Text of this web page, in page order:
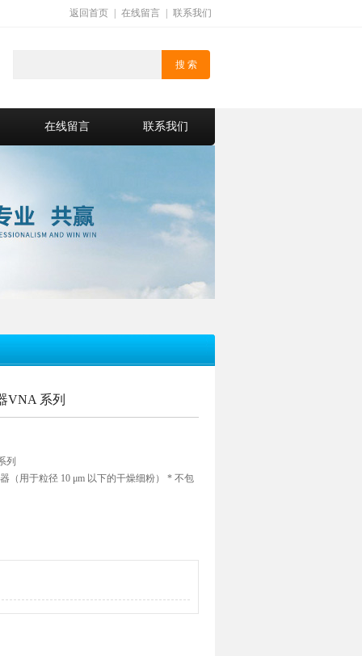
返回首页 在线留言 联系我们
在线留言 联系我们
VNA 系列
列
（用于粒径 10 μm 以下的干燥细粉） * 不包